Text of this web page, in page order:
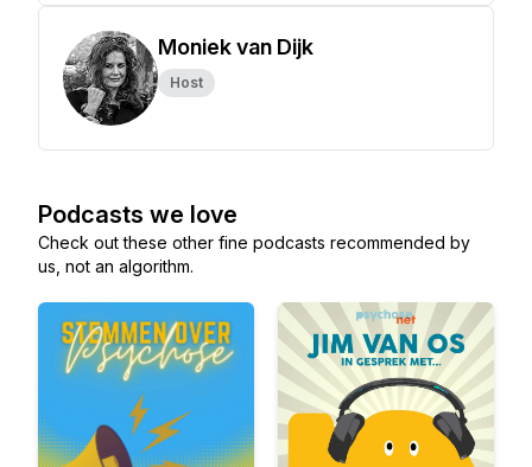
Moniek van Dijk
Host
Podcasts we love
Check out these other fine podcasts recommended by
us, not an algorithm.